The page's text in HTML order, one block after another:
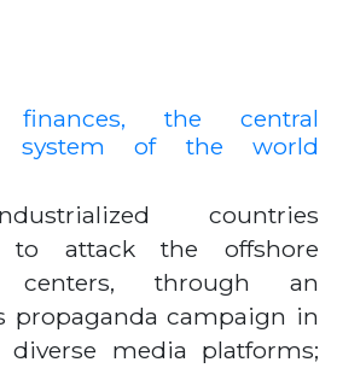
finances, the central
system of the world
countries
to attack the offshore
centers, through an
propaganda campaign in
media platforms;